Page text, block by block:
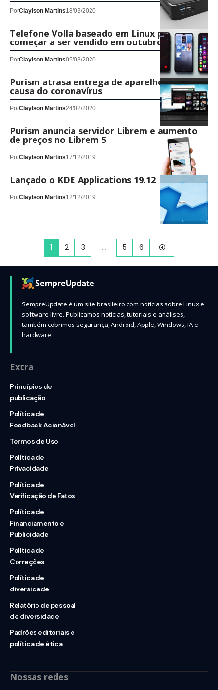
PorClaylson Martins18/03/2020
Telefone Volla baseado em Linux pode
começar a ser vendido em outubro
PorClaylson Martins05/03/2020
Purism atrasa entrega de aparelhos por
causa do coronavírus
PorClaylson Martins24/02/2020
Purism anuncia servidor Librem e aumento
de preços no Librem 5
PorClaylson Martins17/12/2019
Lançado o KDE Applications 19.12
PorClaylson Martins12/12/2019
1 2 3 … 5 6
SempreUpdate é um site brasileiro com notícias sobre Linux e
software livre. Publicamos notícias, tutoriais e análises,
também cobrimos segurança, Android, Apple, Windows, IA e
hardware.
Extra
Princípios de
publicação
Política de
Feedback Acionável
Termos de Uso
Política de
Privacidade
Política de
Verificação de Fatos
Política de
Financiamento e
Publicidade
Política de
Correções
Política de
diversidade
Relatório de pessoal
de diversidade
Padrões editoriais e
política de ética
Nossas redes